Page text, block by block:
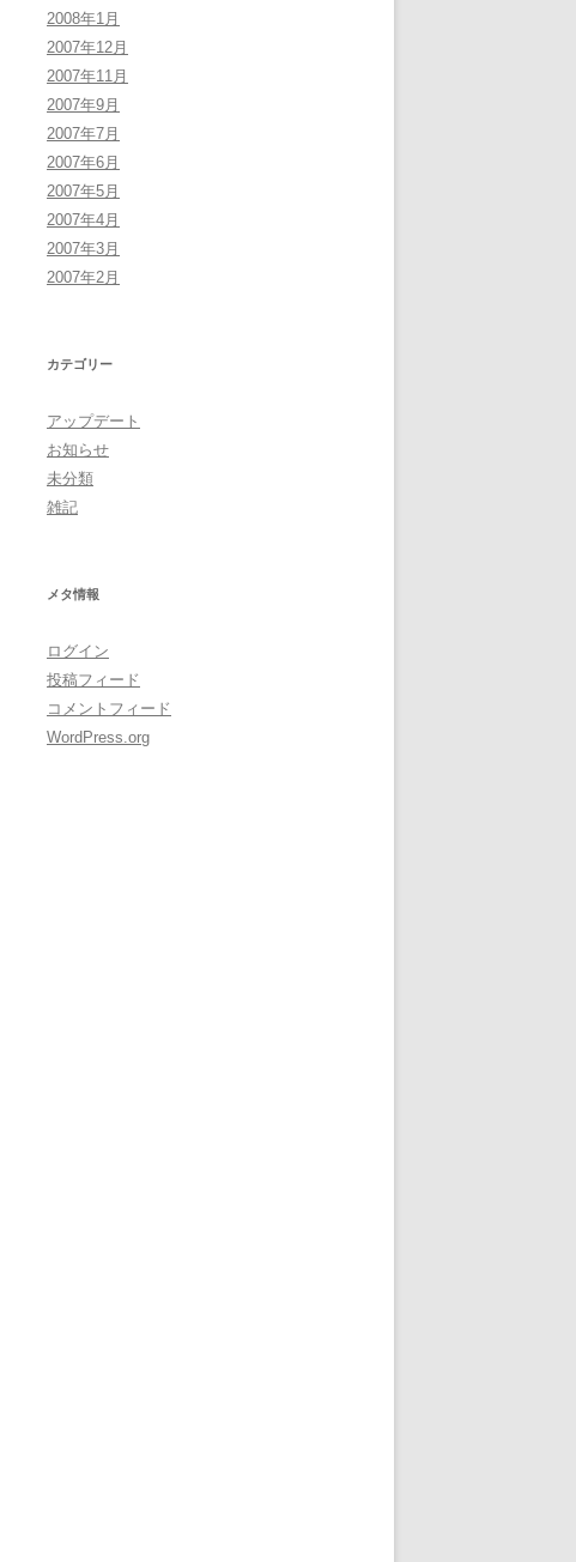
2008年1月
2007年12月
2007年11月
2007年9月
2007年7月
2007年6月
2007年5月
2007年4月
2007年3月
2007年2月
カテゴリー
アップデート
お知らせ
未分類
雑記
メタ情報
ログイン
投稿フィード
コメントフィード
WordPress.org